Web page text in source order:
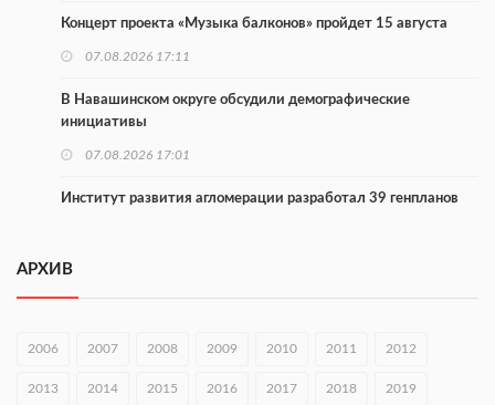
Концерт проекта «Музыка балконов» пройдет 15 августа
07.08.2026 17:11
В Навашинском округе обсудили демографические
инициативы
07.08.2026 17:01
Институт развития агломерации разработал 39 генпланов
С 8 августа изменят схему движения на въезде в Нижний
Новгород
оперштаба
АРХИВ
2006 2007 2008 2009 2010 2011 2012
2013 2014 2015 2016 2017 2018 2019